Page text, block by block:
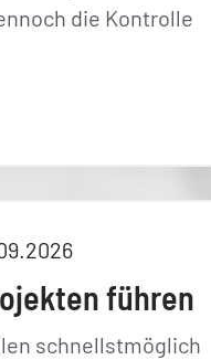
die Kontrolle
führen
schnellstmöglich